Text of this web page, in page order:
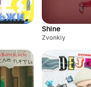
Shine
Zvonkiy